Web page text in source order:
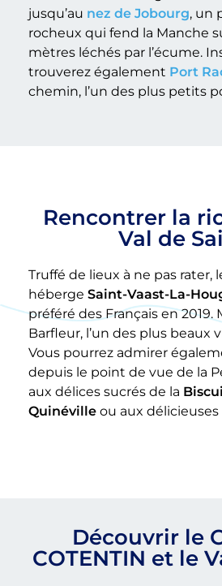
jusqu’au nez de Jobourg, un
rocheux qui fend la Manche
mètres léchés par l’écume.
trouverez également Port
chemin, l’un des plus petits
Rencontrer la
Val de
Truffé de lieux à ne pas rater,
héberge Saint-Vaast-La-
préféré des Français en 2019.
Barfleur, l’un des plus beaux
Vous pourrez admirer
depuis le point de vue de la
aux délices sucrés de la
Quinéville ou aux
Découvrir le
COTENTIN et le